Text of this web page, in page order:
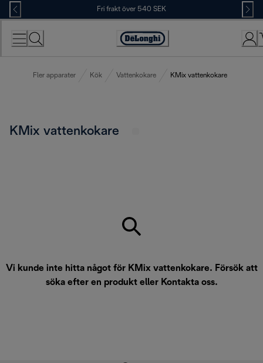
Skip
to
Content
Fri frakt över 540 SEK
Accessibility
Fler apparater Kök Vattenkokare KMix vattenkokare
KMix vattenkokare
Vi kunde inte hitta något för KMix vattenkokare. Försök att
söka efter en produkt eller Kontakta oss.